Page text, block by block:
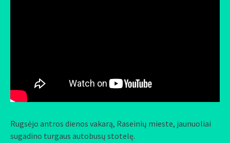
Rugsėjo antros dienos vakarą, Raseinių mieste, jaunuoliai
sugadino turgaus autobusų stotelę.